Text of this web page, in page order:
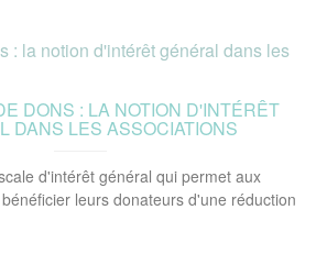
DONS : LA NOTION D'INTÉRÊT
DANS LES ASSOCIATIONS
d'intérêt général qui permet aux
leurs donateurs d'une réduction